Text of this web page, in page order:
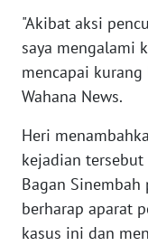
"Akibat aksi
saya mengalami
mencapai
Wahana News.
Heri
kejadian tersebut
Bagan Sinembah
berharap aparat
kasus ini dan
WN
SERAMBI
WN
JAMBI